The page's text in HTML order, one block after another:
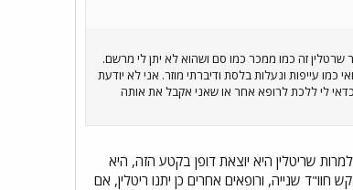
זה כמו ממכר כמו סם ושהוא לא יתן לי מרשם.
עייפות ונעלות בלסת ודיברתי מוזר. אני לא יודעת
לי ללכת לרופא אחר או שאני אקבל את אותה
שריטלין היא יוצאת דופן בקטע הזה, היא
שנייה, ורופאים אחרים כן יתנו ריטלין, אם